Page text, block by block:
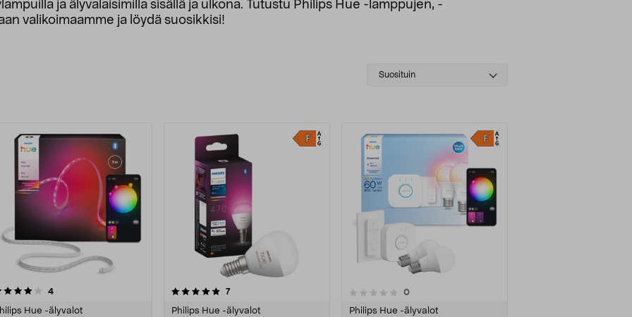
ja älyvalaisimilla sisällä ja ulkona. Tutustu Philips Hue -lamppujen, -
valikoimaamme ja löydä suosikkisi!
Select
Suosituin
4arvostelut
Hue -älyvalot
5.0 viidestä
7arvostelut
Philips Hue -älyvalot
0.0 viidestä
0
Philips Hue -älyvalot